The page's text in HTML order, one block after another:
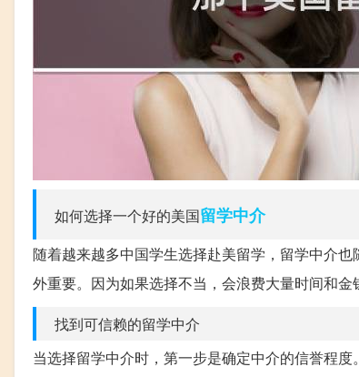
如何选择一个好的美国留学中介
随着越来越多中国学生选择赴美留学，留学中介
外重要。因为如果选择不当，会浪费大量时间和
找到可信赖的留学中介
当选择留学中介时，第一步是确定中介的信誉程度